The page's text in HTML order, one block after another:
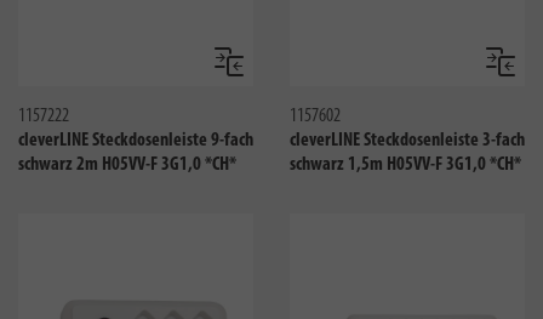
Vergleichen
1157222
cleverLINE Steckdosenleiste 9-fach
schwarz 2m H05VV-F 3G1,0 *CH*
1157602
cleverLINE Steckdosenleiste 3-fach
schwarz 1,5m H05VV-F 3G1,0 *CH*